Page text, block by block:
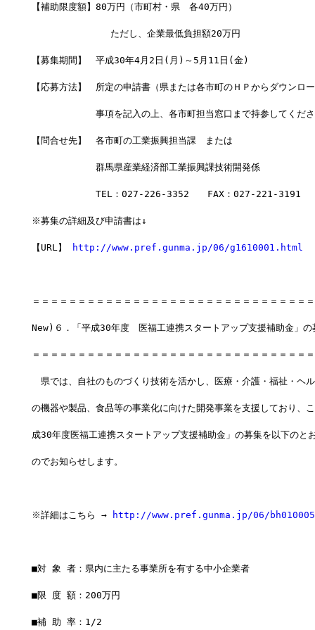
【補助限度額】80万円（市町村・県　各40万円）
              ただし、企業最低負担額20万円
【募集期間】　平成30年4月2日(月)～5月11日(金)
【応募方法】　所定の申請書（県または各市町のＨＰからダウンロ
事項を記入の上、各市町担当窓口まで持参してくださ
【問合せ先】　各市町の工業振興担当課　または
群馬県産業経済部工業振興課技術開発係
TEL：027-226-3352　　FAX：027-221-3191
※募集の詳細及び申請書は↓
【URL】 http://www.pref.gunma.jp/06/g1610001.html
＝＝＝＝＝＝＝＝＝＝＝＝＝＝＝＝＝＝＝＝＝＝＝＝＝＝＝＝＝＝
New)６．「平成30年度　医福工連携スタートアップ支援補助金」の
＝＝＝＝＝＝＝＝＝＝＝＝＝＝＝＝＝＝＝＝＝＝＝＝＝＝＝＝＝＝
県では、自社のものづくり技術を活かし、医療・介護・福祉・ヘ
の機器や製品、食品等の事業化に向けた開発事業を支援しており、
成30年度医福工連携スタートアップ支援補助金」の募集を以下のと
のでお知らせします。
※詳細はこちら → http://www.pref.gunma.jp/06/
■対 象 者：県内に主たる事業所を有する中小企業者
■限 度 額：200万円
■補 助 率：1/2